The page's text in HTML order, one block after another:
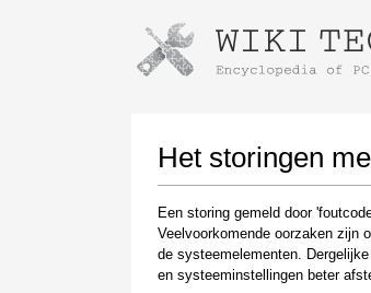
Het storingen
Een storing gemeld door
Veelvoorkomende oorzaken zijn
de systeemelementen.
en systeeminstellingen beter
Instructions for